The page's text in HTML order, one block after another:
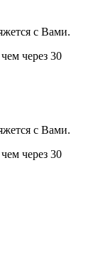
с Вами.
через 30
с Вами.
через 30